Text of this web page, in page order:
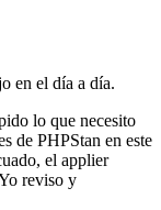
en el día a día.
lo que necesito
de PHPStan en este
el applier
reviso y